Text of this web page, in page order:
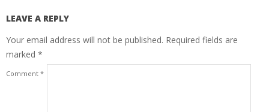
LEAVE A REPLY
Your email address will not be published. Required fields are
marked *
Comment *